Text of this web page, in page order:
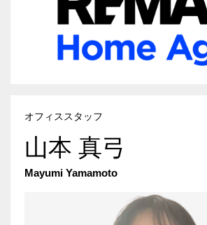
オフィススタッフ
山本 真弓
Mayumi Yamamoto